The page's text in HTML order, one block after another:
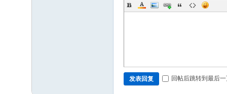
发表回复 回帖后跳转到最后